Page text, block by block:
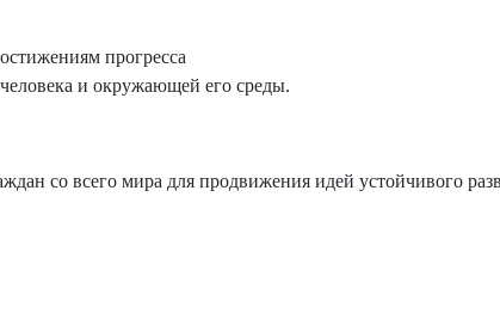
прогресса
и окружающей его среды.
со всего мира для продвижения идей устойчивого